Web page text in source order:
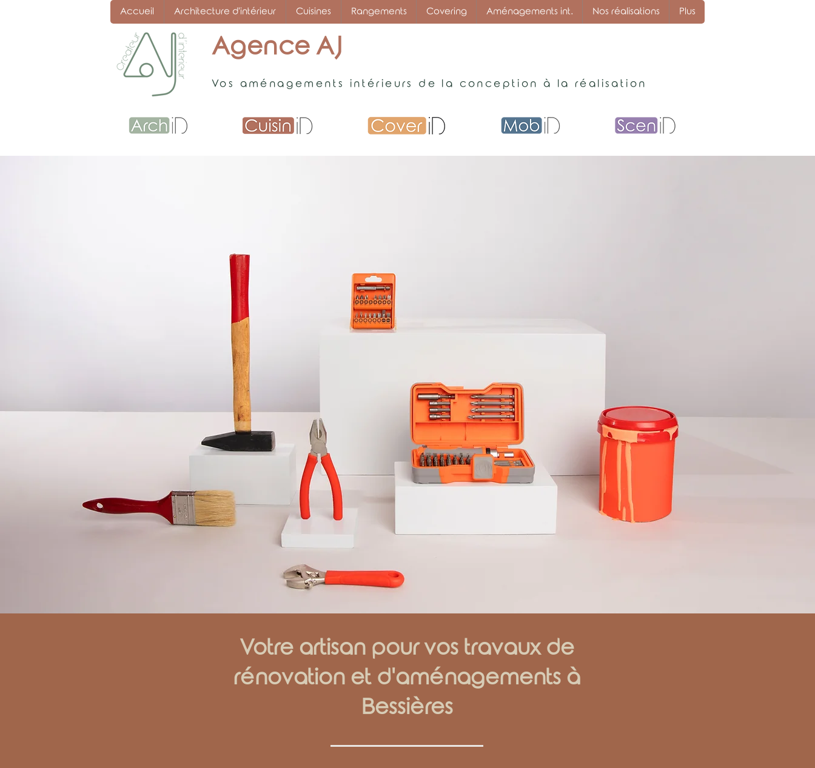
Accueil Architecture d'intérieur Cuisines Rangements Covering Aménagements int. Nos réalisations Plus
Agence AJ
Vos aménagements intérieurs de la conception à la réalisation
Votre artisan pour vos travaux de
rénovation et d'aménagements à
Bessières